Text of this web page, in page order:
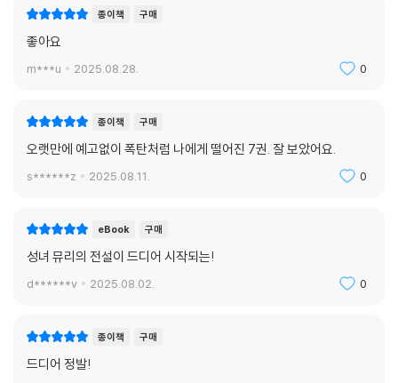
종이책 구매
좋아요
m***u 2025.08.28. 0
종이책 구매
오랫만에 예고없이 폭탄처럼 나에게 떨어진 7권. 잘 보았어요.
s******z 2025.08.11. 0
eBook 구매
성녀 뮤리의 전설이 드디어 시작되는!
d******v 2025.08.02. 0
종이책 구매
드디어 정발!